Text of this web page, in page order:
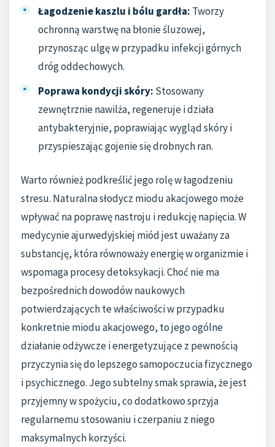
Łagodzenie kaszlu i bólu gardła: Tworzy
ochronną warstwę na błonie śluzowej,
przynosząc ulgę w przypadku infekcji górnych
dróg oddechowych.
Poprawa kondycji skóry: Stosowany
zewnętrznie nawilża, regeneruje i działa
antybakteryjnie, poprawiając wygląd skóry i
przyspieszając gojenie się drobnych ran.
Warto również podkreślić jego rolę w łagodzeniu
stresu. Naturalna słodycz miodu akacjowego może
wpływać na poprawę nastroju i redukcję napięcia. W
medycynie ajurwedyjskiej miód jest uważany za
substancję, która równoważy energię w organizmie i
wspomaga procesy detoksykacji. Choć nie ma
bezpośrednich dowodów naukowych
potwierdzających te właściwości w przypadku
konkretnie miodu akacjowego, to jego ogólne
działanie odżywcze i energetyzujące z pewnością
przyczynia się do lepszego samopoczucia fizycznego
i psychicznego. Jego subtelny smak sprawia, że jest
przyjemny w spożyciu, co dodatkowo sprzyja
regularnemu stosowaniu i czerpaniu z niego
maksymalnych korzyści.